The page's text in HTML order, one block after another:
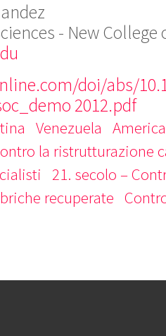
- New College
doi/abs/
2012.pdf
Venezuela
la ristrutturazione
21. secolo –
recuperate